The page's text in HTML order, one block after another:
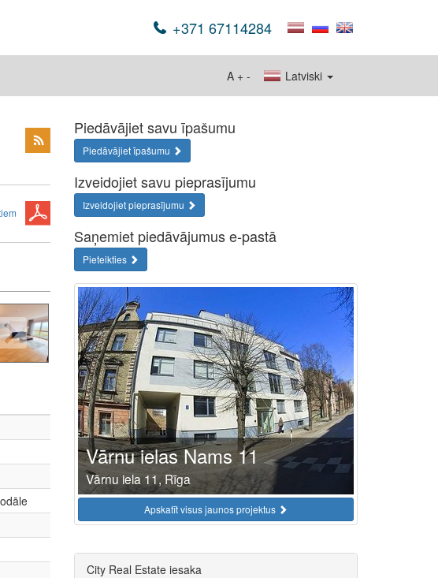
+371 67114284
Latviski
A + -
Piedāvājiet savu īpašumu
Piedāvājiet īpašumu
Izveidojiet savu pieprasījumu
Izveidojiet pieprasījumu
Saņemiet piedāvājumus e-pastā
Pieteikties
Vārnu ielas Nams 11
Vārnu iela 11, Rīga
Apskatīt visus jaunos projektus
City Real Estate iesaka